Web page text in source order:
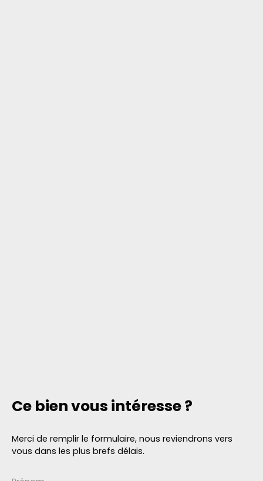
Ce bienvous intéresse ?
Merci de remplir le formulaire, nous reviendrons vers
vous dans les plus brefs délais.